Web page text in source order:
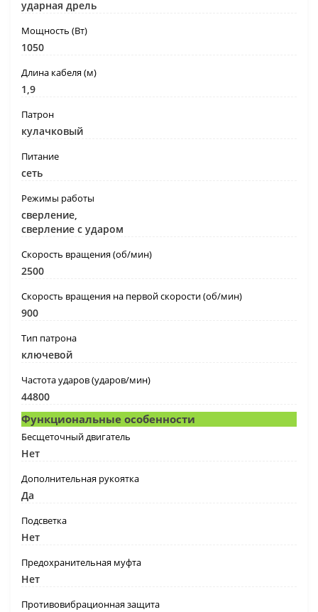
ударная дрель
Мощность (Вт)
1050
Длина кабеля (м)
1,9
Патрон
кулачковый
Питание
сеть
Режимы работы
сверление,
сверление с ударом
Скорость вращения (об/мин)
2500
Скорость вращения на первой скорости (об/мин)
900
Тип патрона
ключевой
Частота ударов (ударов/мин)
44800
Функциональные особенности
Бесщеточный двигатель
Нет
Дополнительная рукоятка
Да
Подсветка
Нет
Предохранительная муфта
Нет
Противовибрационная защита